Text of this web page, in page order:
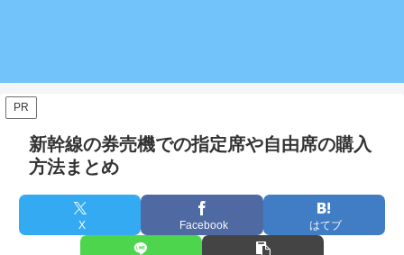
PR
新幹線の券売機での指定席や自由席の購入
方法まとめ
X Facebook はてブ